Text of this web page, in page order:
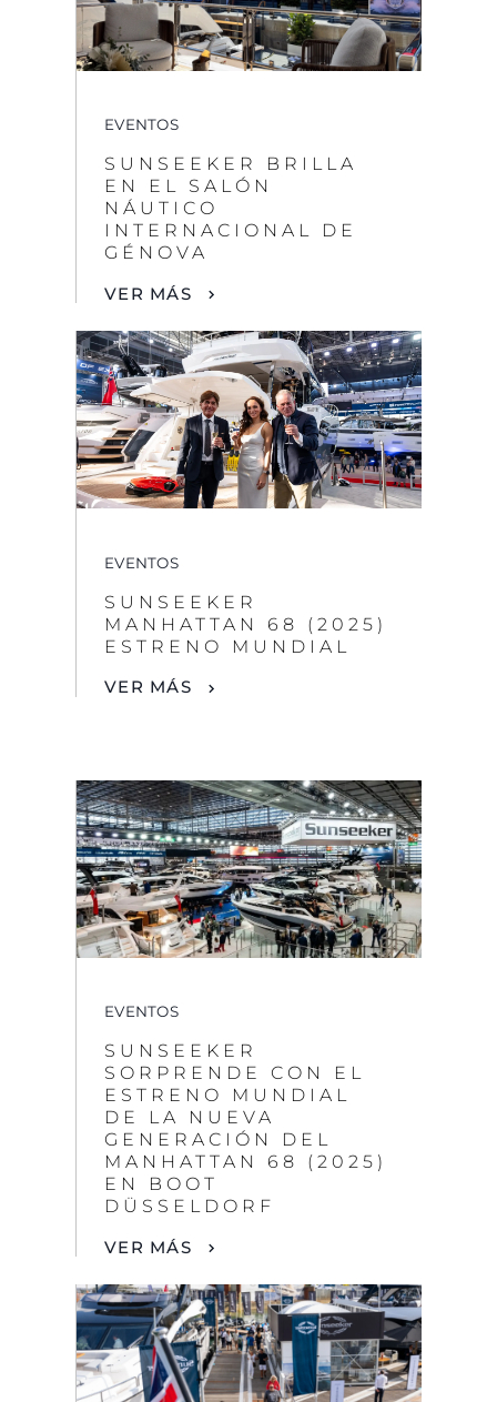
EVENTOS
SUNSEEKER BRILLA
EN EL SALÓN
NÁUTICO
INTERNACIONAL DE
GÉNOVA
VER MÁS
EVENTOS
SUNSEEKER
MANHATTAN 68 (2025)
ESTRENO MUNDIAL
VER MÁS
EVENTOS
SUNSEEKER
SORPRENDE CON EL
ESTRENO MUNDIAL
DE LA NUEVA
GENERACIÓN DEL
MANHATTAN 68 (2025)
EN BOOT
DÜSSELDORF
VER MÁS